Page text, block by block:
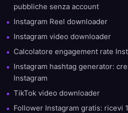
pubbliche senza account
Instagram Reel downloader
Instagram video downloader
Calcolatore engagement rate
Instagram hashtag generator:
Instagram
TikTok video downloader
Follower Instagram gratis: ricevi